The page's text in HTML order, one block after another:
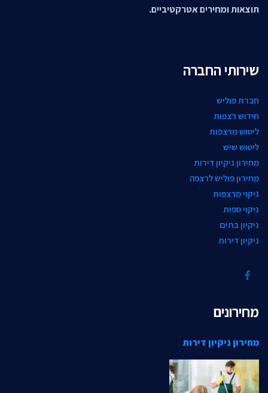
תוצאות ומחירים אטרקטיביים.
שירותי החברה
חברת פוליש
חידוש רצפות
ליטוש מרצפות
ליטוש שיש
מחירון ניקיון דירות
מחירון פוליש לרצפה
ניקוי מרצפות
ניקוי ספות
ניקיון בתים
ניקיון דירות
מחירונים
מחירון ניקיון דירות